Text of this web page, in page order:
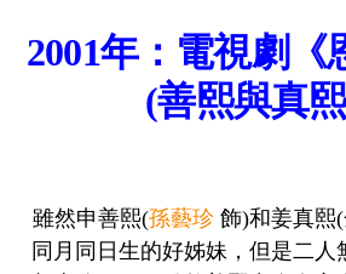
2001年：電視劇《
(善熙與真熙
雖然申善熙(孫藝珍 飾)和姜真熙
同月同日生的好姊妹，但是二人